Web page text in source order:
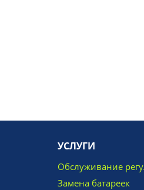
УСЛУГИ
Обслуживание
Замена батареек